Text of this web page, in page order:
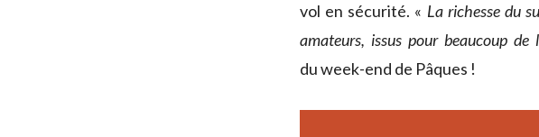
vol en sécurité. « La richesse du
amateurs, issus pour beaucoup de
du week-end de Pâques !